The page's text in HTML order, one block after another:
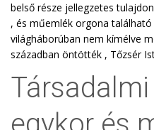
belső része jellegzetes
, és műemlék orgona
világháborúban nem kímélve
században öntötték , Tőzsér